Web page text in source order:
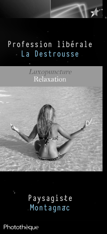
Profession libérale
La Destrousse
Paysagiste
Montagnac